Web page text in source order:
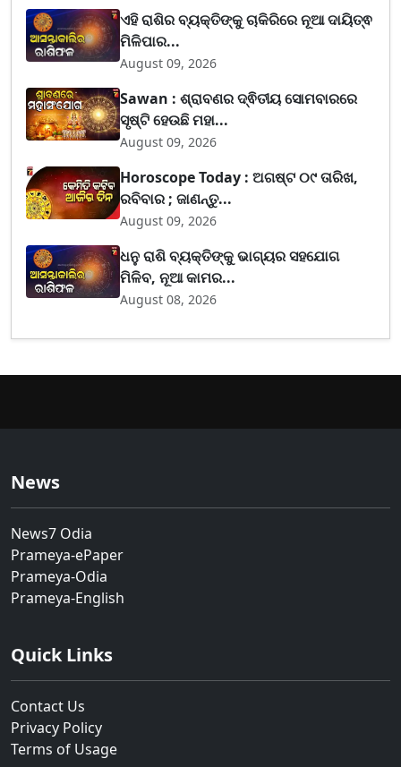
ଏହି ରାଶିର ବ୍ୟକ୍ତିଙ୍କୁ ଚାକିରିରେ ନୂଆ ଦାୟିତ୍ଵ
ମିଳିପାର...
August 09, 2026
Sawan : ଶ୍ରାବଣର ଦ୍ଵିତୀୟ ସୋମବାରରେ
ସୃଷ୍ଟି ହେଉଛି ମହା...
August 09, 2026
Horoscope Today : ଅଗଷ୍ଟ ୦୯ ତାରିଖ,
ରବିବାର ; ଜାଣନ୍ତୁ...
August 09, 2026
ଧନୁ ରାଶି ବ୍ୟକ୍ତିଙ୍କୁ ଭାଗ୍ୟର ସହଯୋଗ
ମିଳିବ, ନୂଆ କାମର...
August 08, 2026
News
News7 Odia
Prameya-ePaper
Prameya-Odia
Prameya-English
Quick Links
Contact Us
Privacy Policy
Terms of Usage